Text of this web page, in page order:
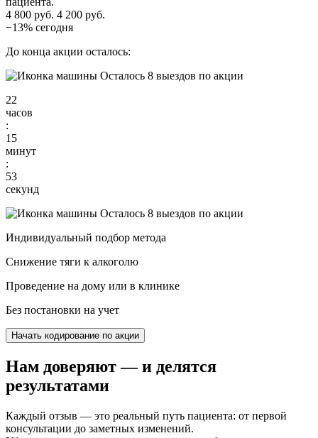
4 800 руб. 4 200 руб.
−13% сегодня
До конца акции осталось:
Осталось 8 выездов по акции
22
часов
:
15
минут
:
52
секунд
Осталось 8 выездов по акции
Индивидуальный подбор метода
Снижение тяги к алкоголю
Проведение на дому или в клинике
Без постановки на учет
Начать кодирование по акции
Нам доверяют— и делятся
результатами
Каждый отзыв — это реальный путь пациента: от первой
консультации до заметных изменений.